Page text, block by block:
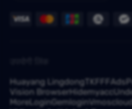
Huayang Lingdong TKFFF
Vision BrowserHidemyacc
MoreLoginGemlogin